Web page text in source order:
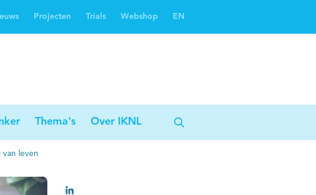
Projecten Trials Webshop EN
Thema's Over IKNL
leven